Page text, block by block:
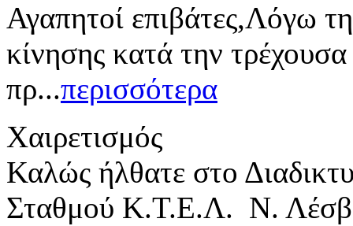
Αγαπητοί επιβάτες,Λόγω
κίνησης κατά την
πρ...περισσότερα
Χαιρετισμός
Καλώς ήλθατε στο
Σταθμού Κ.Τ.Ε.Λ. Ν.